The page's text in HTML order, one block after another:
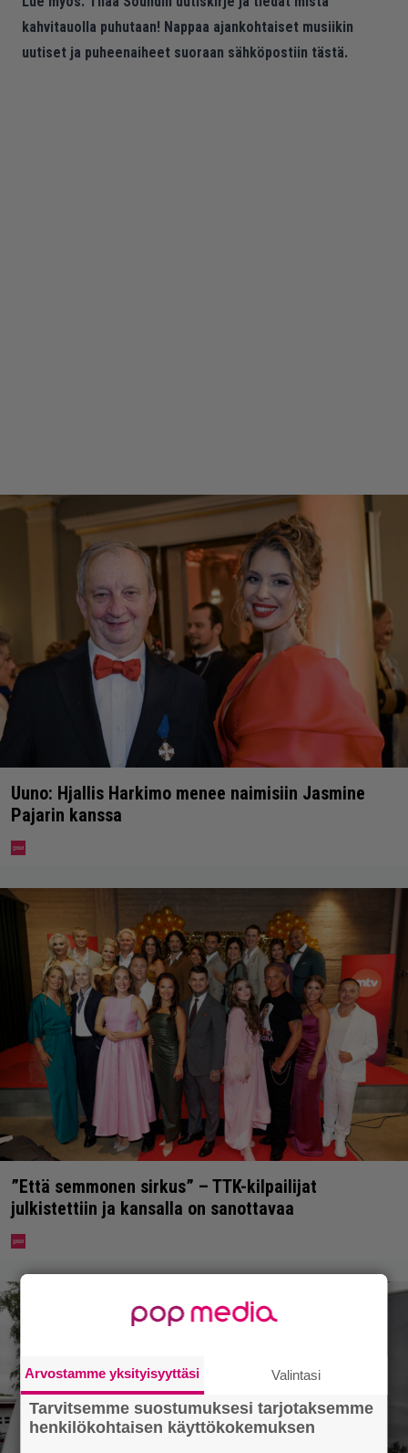
kahvitauolla puhutaan! Nappaa ajankohtaiset musiikin
uutiset ja puheenaiheet suoraan sähköpostiin tästä.
Uuno: Hjallis Harkimo menee naimisiin Jasmine
Pajarin kanssa
”Että semmonen sirkus” – TTK-kilpailijat
julkistettiin ja kansalla on sanottavaa
Arvostamme yksityisyyttäsi Valintasi
Tarvitsemme suostumuksesi tarjotaksemme
henkilökohtaisen käyttökokemuksen